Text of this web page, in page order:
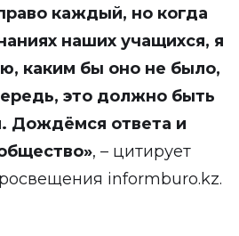
каждый, но когда
наших учащихся, я
каким бы оно не было,
это должно быть
Дождёмся ответа и
», – цитирует
informburo.kz.